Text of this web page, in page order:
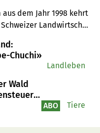
dem Jahr 1998 kehrt
Landwirtschaft
Chuchi»
Landleben
Wald
ABO Tiere